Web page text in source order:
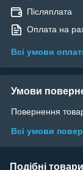
Післяплата
Оплата на
Всі умови
Умови
Повернення
Всі умови
Подібні